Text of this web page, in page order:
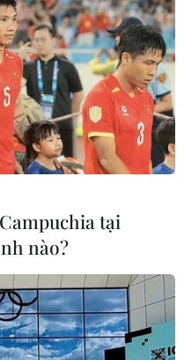
#Đánh giá đề thi lý thuyết
thi tốt nghiệp THPT 2026
#Số lượng thí sinh đăng ký
gian thi năm 2026
tại
nào?